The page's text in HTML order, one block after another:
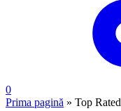
0
Prima pagină » Top Rated